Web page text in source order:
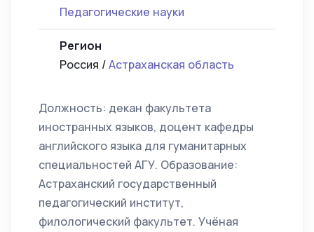
Педагогические науки
Регион
Россия /Астраханская область
Должность: декан факультета
иностранных языков, доцент кафедры
английского языка для гуманитарных
специальностей АГУ. Образование:
Астраханский государственный
педагогический институт,
филологический факультет. Учёная